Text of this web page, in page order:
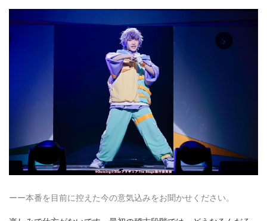
ーー本番を目前に控えた今の意気込みをお聞かせください。